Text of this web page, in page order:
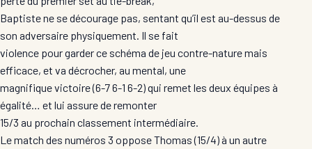
Baptiste ne se décourage pas, sentant qu’il est au-dessus de
son adversaire physiquement. Il se fait
violence pour garder ce schéma de jeu contre-nature mais
efficace, et va décrocher, au mental, une
magnifique victoire (6-7 6-1 6-2) qui remet les deux équipes à
égalité… et lui assure de remonter
15/3 au prochain classement intermédiaire.
Le match des numéros 3 oppose Thomas (15/4) à un autre